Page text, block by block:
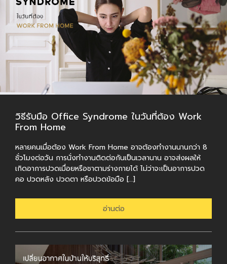
วิธีรับมือ Office Syndrome ในวันที่ต้อง Work
From Home
หลายคนเมื่อต้อง Work From Home อาจต้องทำงานนานกว่า 8
ชั่วโมงต่อวัน การนั่งทำงานติดต่อกันเป็นเวลานาน อาจส่งผลให้
เกิดอาการปวดเมื่อยหรือชาตามร่างกายได้ ไม่ว่าจะเป็นอาการปวด
คอ ปวดหลัง ปวดตา หรือปวดข้อมือ […]
อ่านต่อ